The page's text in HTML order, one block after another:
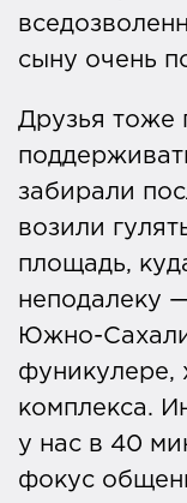
сыну очень
Друзья тоже
забирали
возили
площадь,
неподалеку
Южно-
фуникулере,
комплекса.
у нас в 40
фокус